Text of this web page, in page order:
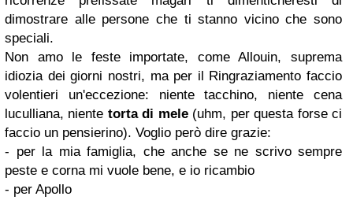
dimostrare alle persone che ti stanno vicino che sono
speciali.
Non amo le feste importate, come Allouin, suprema
idiozia dei giorni nostri, ma per il Ringraziamento faccio
volentieri un'eccezione: niente tacchino, niente cena
luculliana, niente torta di mele(uhm, per questa forse ci
faccio un pensierino). Voglio però dire grazie:
- per la mia famiglia, che anche se ne scrivo sempre
peste e corna mi vuole bene, e io ricambio
- per Apollo